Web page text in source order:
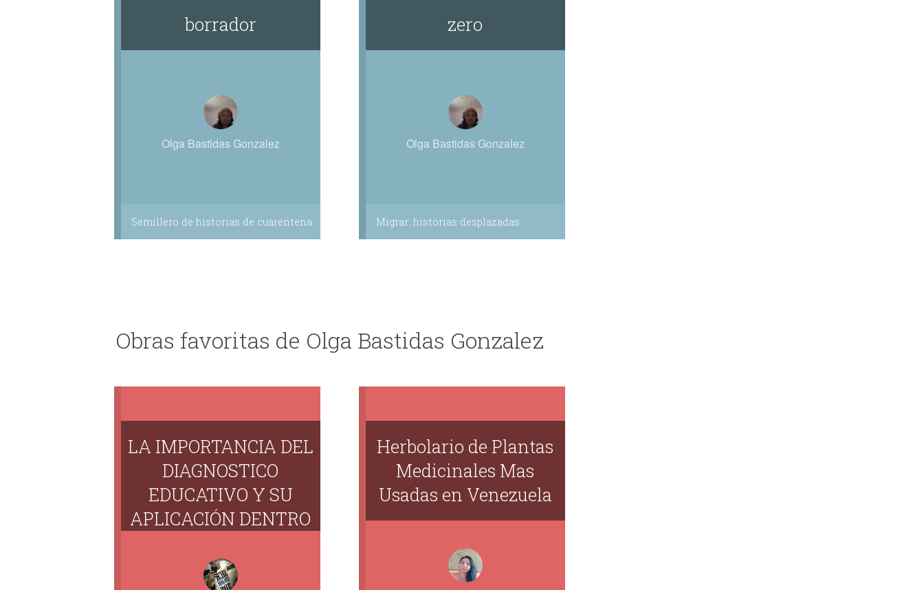
borrador
Olga Bastidas Gonzalez
Semillero de historias de cuarentena
zero
Olga Bastidas Gonzalez
Migrar: historias desplazadas
Obras favoritas de Olga Bastidas Gonzalez
LA IMPORTANCIA DEL
DIAGNOSTICO
EDUCATIVO Y SU
APLICACIÓN DENTRO
EDUCATIVAS.
Herbolario de Plantas
Medicinales Mas
Usadas en Venezuela